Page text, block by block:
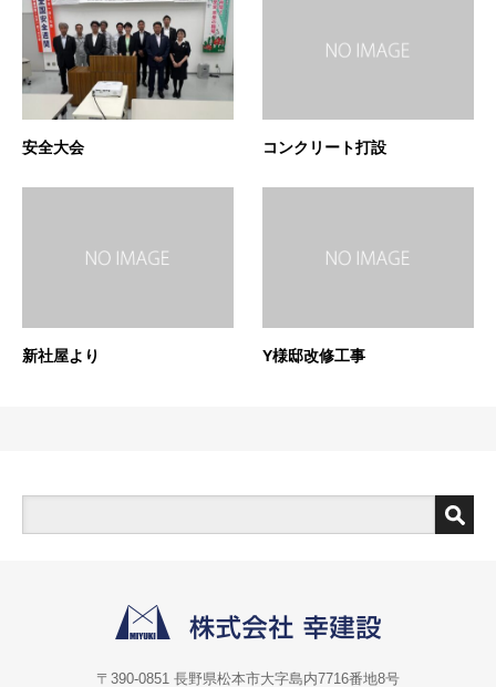
安全大会 コンクリート打設
新社屋より Y様邸改修工事
〒390-0851 長野県松本市大字島内7716番地8号